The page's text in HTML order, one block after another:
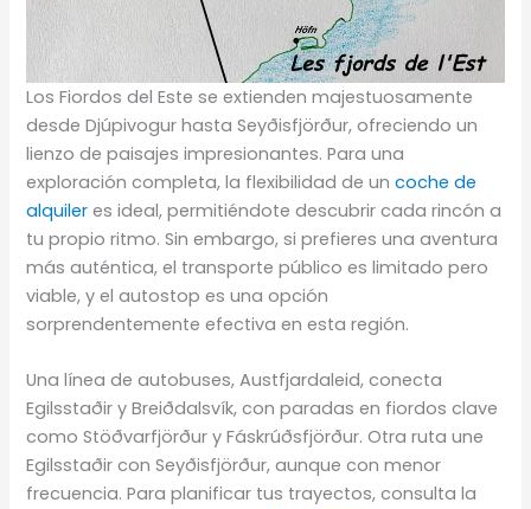
Los Fiordos del Este se extienden majestuosamente
desde Djúpivogur hasta Seyðisfjörður, ofreciendo un
lienzo de paisajes impresionantes. Para una
exploración completa, la flexibilidad de uncoche de
alquiler es ideal, permitiéndote descubrir cada rincón a
tu propio ritmo. Sin embargo, si prefieres una aventura
más auténtica, el transporte público es limitado pero
viable, y el autostop es una opción
sorprendentemente efectiva en esta región.
Una línea de autobuses, Austfjardaleid, conecta
Egilsstaðir y Breiðdalsvík, con paradas en fiordos clave
como Stöðvarfjörður y Fáskrúðsfjörður. Otra ruta une
Egilsstaðir con Seyðisfjörður, aunque con menor
frecuencia. Para planificar tus trayectos, consulta la